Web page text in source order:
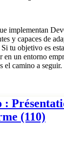
implementan
y capaces de
tu objetivo es
en un entorno
el camino a seguir.
:
(110)